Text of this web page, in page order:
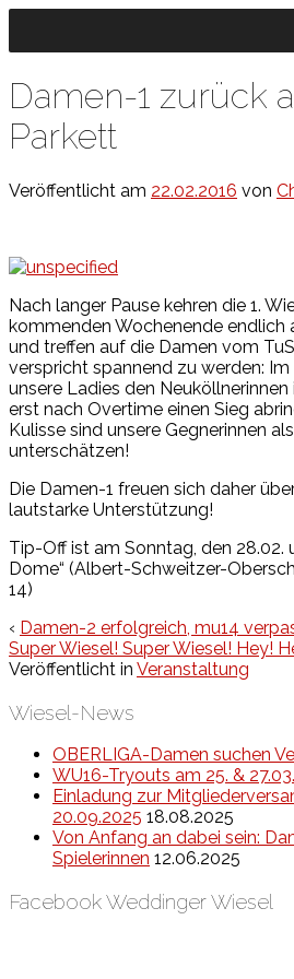
↓
zentralen
Inhalt
Damen-1 zurück
Parkett
Veröffentlicht am 22.02.2016 von
Nach langer Pause kehren die 1.
kommenden Wochenende endlich
und treffen auf die Damen vom
verspricht spannend zu werden:
unsere Ladies den
erst nach Overtime einen Sieg
Kulisse sind unsere Gegnerinnen
unterschätzen!
Die Damen-1 freuen sich daher
lautstarke Unterstützung!
Tip-Off ist am Sonntag, den 28.02.
Dome“ (Albert-Schweitzer-
14)
‹ Damen-2 erfolgreich, mu14
Super Wiesel! Super Wiesel! Hey!
Veröffentlicht in Veranstaltung
Wiesel-News
OBERLIGA-Damen suchen
WU16-Tryouts am 25. &
Einladung zur
20.09.2025 18.08.2025
Von Anfang an dabei sein:
Spielerinnen 12.06.2025
Facebook Weddinger Wiesel